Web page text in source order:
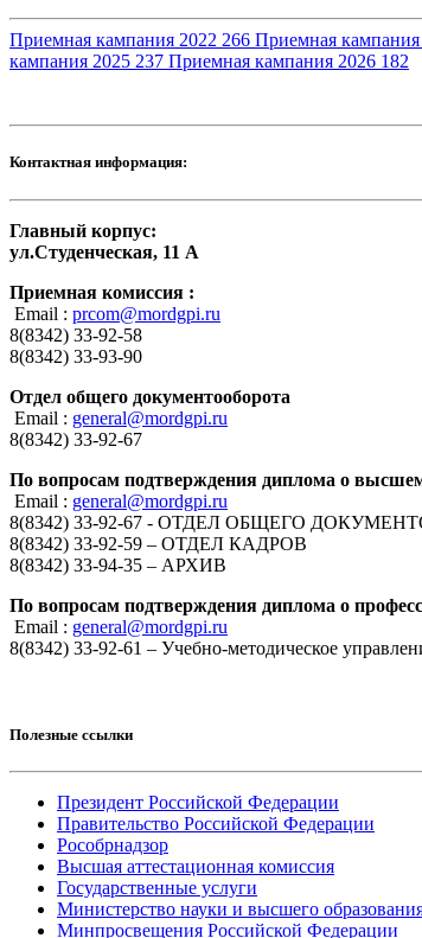
Приемная кампания 2022 266 Приемная кампания
кампания 2025 237 Приемная кампания 2026 182
Контактная информация:
Главный корпус:
ул.Студенческая, 11 А
Приемная комиссия :
Email : prcom@mordgpi.ru
8(8342) 33-92-58
8(8342) 33-93-90
Отдел общего документооборота
Email : general@mordgpi.ru
8(8342) 33-92-67
По вопросам подтверждения диплома о
Email : general@mordgpi.ru
8(8342) 33-92-67 - ОТДЕЛ ОБЩЕГО
8(8342) 33-92-59 – ОТДЕЛ КАДРОВ
8(8342) 33-94-35 – АРХИВ
По вопросам подтверждения диплома о
Email : general@mordgpi.ru
8(8342) 33-92-61 – Учебно-методическое
Полезные ссылки
Президент Российской Федерации
Правительство Российской Федерации
Рособрнадзор
Высшая аттестационная комиссия
Государственные услуги
Министерство науки и высшего
Минпросвещения Российской Федерации